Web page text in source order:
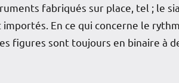
fabriqués sur place, tel ; le
En ce qui concerne le
figures sont toujours en binaire à